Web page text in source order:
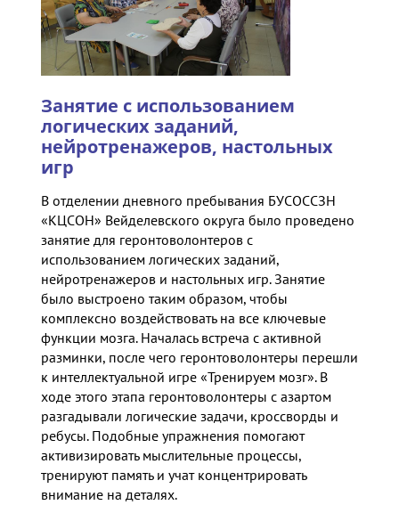
Занятие с использованием
логических заданий,
нейротренажеров, настольных
игр
В отделении дневного пребывания БУСОССЗН
«КЦСОН» Вейделевского округа было проведено
занятие для геронтоволонтеров с
использованием логических заданий,
нейротренажеров и настольных игр. Занятие
было выстроено таким образом, чтобы
комплексно воздействовать на все ключевые
функции мозга. Началась встреча с активной
разминки, после чего геронтоволонтеры перешли
к интеллектуальной игре «Тренируем мозг». В
ходе этого этапа геронтоволонтеры с азартом
разгадывали логические задачи, кроссворды и
ребусы. Подобные упражнения помогают
активизировать мыслительные процессы,
тренируют память и учат концентрировать
внимание на деталях.